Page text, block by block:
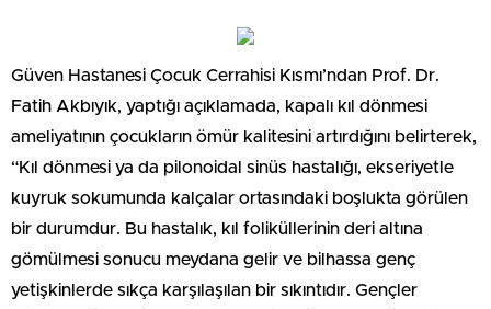
Güven Hastanesi Çocuk Cerrahisi Kısmı’ndan Prof. Dr.
Fatih Akbıyık, yaptığı açıklamada, kapalı kıl dönmesi
ameliyatının çocukların ömür kalitesini artırdığını belirterek,
“Kıl dönmesi ya da pilonoidal sinüs hastalığı, ekseriyetle
kuyruk sokumunda kalçalar ortasındaki boşlukta görülen
bir durumdur. Bu hastalık, kıl foliküllerinin deri altına
gömülmesi sonucu meydana gelir ve bilhassa genç
yetişkinlerde sıkça karşılaşılan bir sıkıntıdır. Gençler